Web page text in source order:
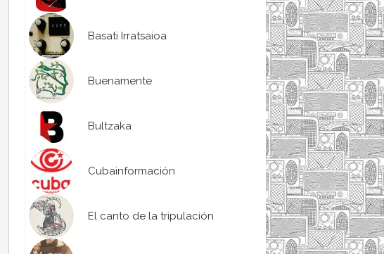
Basati Irratsaioa
Buenamente
Bultzaka
Cubainformación
El canto de la tripulación